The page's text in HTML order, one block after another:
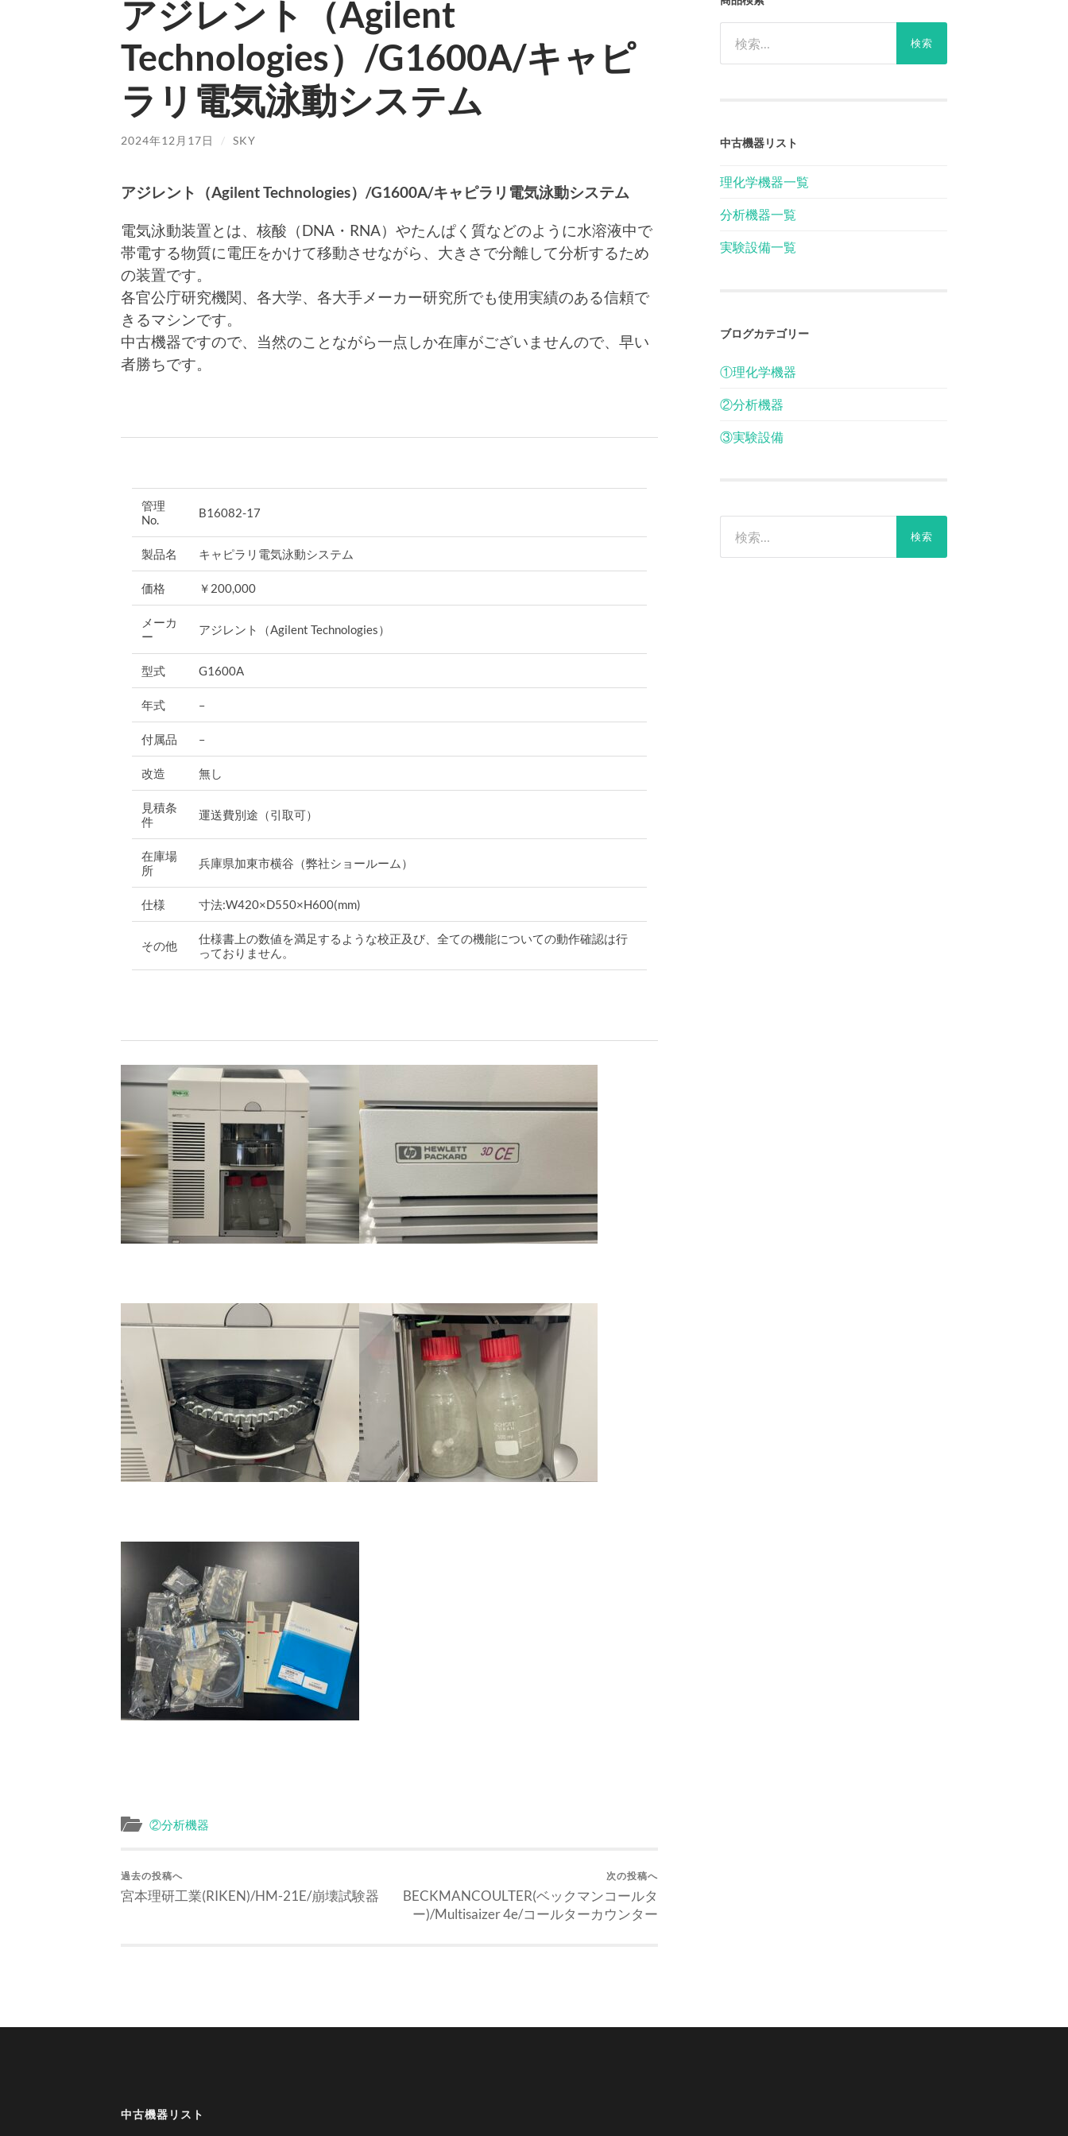
アジレント（Agilent
Technologies）/G1600A/キャピ
ラリ電気泳動システム
2024年12月17日 / SKY
アジレント（Agilent Technologies）/G1600A/キャピラリ電気泳動システム
電気泳動装置とは、核酸（DNA・RNA）やたんぱく質などのように水溶液中で
帯電する物質に電圧をかけて移動させながら、大きさで分離して分析するため
の装置です。
各官公庁研究機関、各大学、各大手メーカー研究所でも使用実績のある信頼で
きるマシンです。
中古機器ですので、当然のことながら一点しか在庫がございませんので、早い
者勝ちです。
管理
No.
B16082-17
製品名 キャピラリ電気泳動システム
価格 ￥200,000
メーカ
ー
アジレント（Agilent Technologies）
型式 G1600A
年式 –
付属品 –
改造 無し
見積条
件
運送費別途（引取可）
在庫場
所
兵庫県加東市横谷（弊社ショールーム）
仕様 寸法:W420×D550×H600(mm)
その他
仕様書上の数値を満足するような校正及び、全ての機能についての動作確認は行
っておりません。
②分析機器
過去の投稿へ
宮本理研工業(RIKEN)/HM-21E/崩壊試験器
次の投稿へ
BECKMANCOULTER(ベックマンコールタ
ー)/Multisaizer 4e/コールターカウンター
中古機器リスト
理化学機器一覧
分析機器一覧
実験設備一覧
ブログカテゴリー
①理化学機器
②分析機器
③実験設備
中古機器リスト